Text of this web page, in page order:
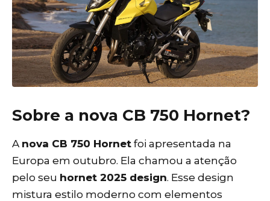
Sobre a nova CB 750 Hornet?
A nova CB 750 Hornet foi apresentada na
Europa em outubro. Ela chamou a atenção
pelo seu hornet 2025 design. Esse design
mistura estilo moderno com elementos